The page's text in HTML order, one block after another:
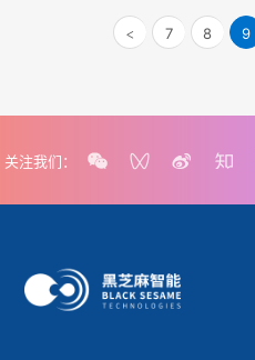
< 7 8 9
关注我们：